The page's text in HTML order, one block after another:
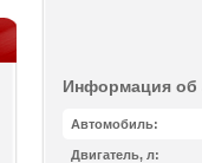
Информация об
Автомобиль:
Двигатель, л: